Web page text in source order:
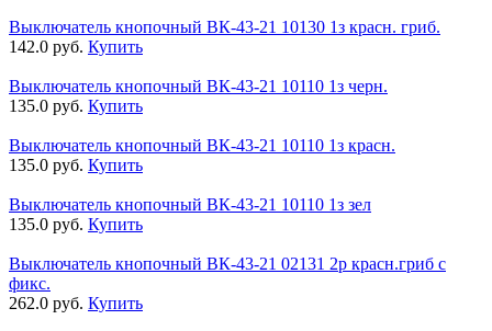
Выключатель кнопочный ВК-43-21 10130 1з красн. гриб.
142.0 руб. Купить
Выключатель кнопочный ВК-43-21 10110 1з черн.
135.0 руб. Купить
Выключатель кнопочный ВК-43-21 10110 1з красн.
135.0 руб. Купить
Выключатель кнопочный ВК-43-21 10110 1з зел
135.0 руб. Купить
Выключатель кнопочный ВК-43-21 02131 2р красн.гриб с
фикс.
262.0 руб. Купить